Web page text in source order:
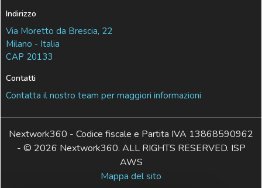
Indirizzo
Via Moretto da Brescia, 22
Milano - Italia
CAP 20133
Contatti
Contatta il nostro team per maggiori informazioni
Nextwork360 - Codice fiscale e Partita IVA 13868590962
- © 2026 Nextwork360. ALL RIGHTS RESERVED. ISP
AWS
Mappa del sito